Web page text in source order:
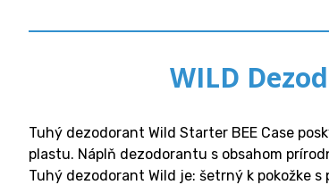
WILD
Tuhý dezodorant Wild Starter BEE Case
plastu. Náplň dezodorantu s obsahom
Tuhý dezodorant Wild je: šetrný k pokožke